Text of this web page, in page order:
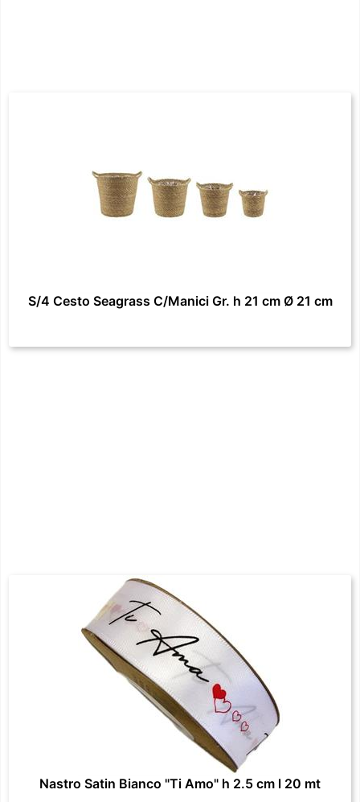
S/4 Cesto Seagrass C/Manici Gr. h 21 cm Ø 21 cm
Nastro Satin Bianco "Ti Amo" h 2.5 cm l 20 mt